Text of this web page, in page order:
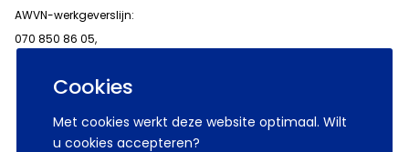
Cookies
Met cookies werkt deze website optimaal. Wilt
u cookies accepteren?
AWVN-werkgeverslijn:
070 850 86 05,
© 2026 AWVN